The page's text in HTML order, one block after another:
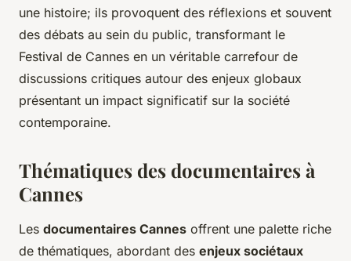
une histoire; ils provoquent des réflexions et souvent
des débats au sein du public, transformant le
Festival de Cannes en un véritable carrefour de
discussions critiques autour des enjeux globaux
présentant un impact significatif sur la société
contemporaine.
Thématiques des documentaires à
Cannes
Les documentaires Cannes offrent une palette riche
de thématiques, abordant des enjeux sociétaux